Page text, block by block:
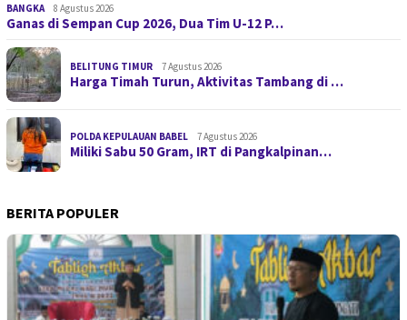
BANGKA 8 Agustus 2026
Ganas di Sempan Cup 2026, Dua Tim U-12 P…
BELITUNG TIMUR 7 Agustus 2026
Harga Timah Turun, Aktivitas Tambang di …
POLDA KEPULAUAN BABEL 7 Agustus 2026
Miliki Sabu 50 Gram, IRT di Pangkalpinan…
BERITA POPULER